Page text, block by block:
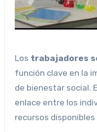
Los trabajadores
función clave en la
de bienestar social.
enlace entre los
recursos